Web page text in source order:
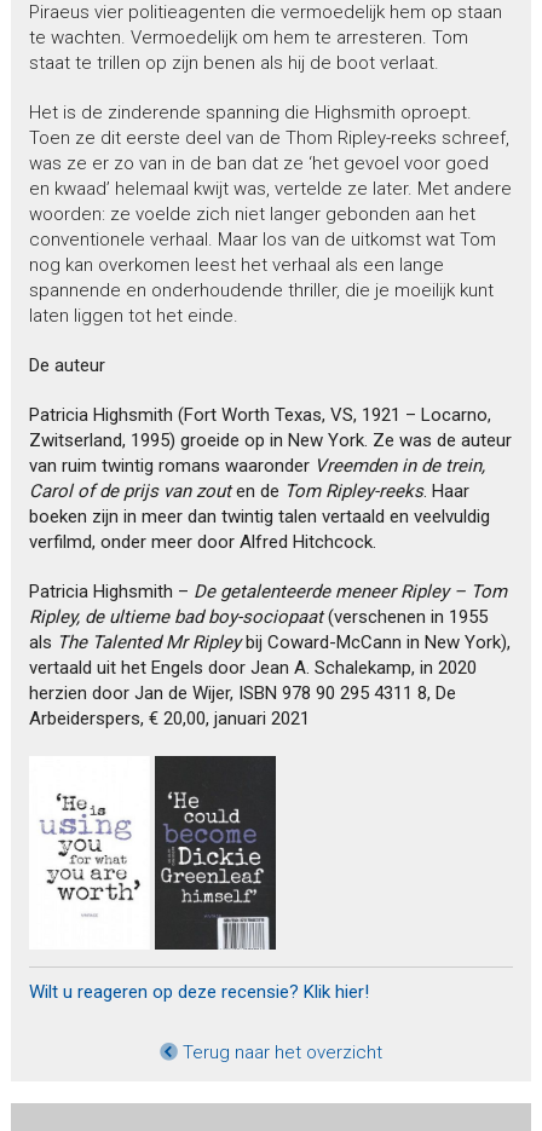
Piraeus vier politieagenten die vermoedelijk hem op staan
te wachten. Vermoedelijk om hem te arresteren. Tom
staat te trillen op zijn benen als hij de boot verlaat.
Het is de zinderende spanning die Highsmith oproept.
Toen ze dit eerste deel van de Thom Ripley-reeks schreef,
was ze er zo van in de ban dat ze ‘het gevoel voor goed
en kwaad’ helemaal kwijt was, vertelde ze later. Met andere
woorden: ze voelde zich niet langer gebonden aan het
conventionele verhaal. Maar los van de uitkomst wat Tom
nog kan overkomen leest het verhaal als een lange
spannende en onderhoudende thriller, die je moeilijk kunt
laten liggen tot het einde.
De auteur
Patricia Highsmith (Fort Worth Texas, VS, 1921 – Locarno,
Zwitserland, 1995) groeide op in New York. Ze was de auteur
van ruim twintig romans waaronder Vreemden in de trein,
Carol of de prijs van zouten de Tom Ripley-reeks. Haar
boeken zijn in meer dan twintig talen vertaald en veelvuldig
verfilmd, onder meer door Alfred Hitchcock.
Patricia Highsmith – De getalenteerde meneer Ripley – Tom
Ripley, de ultieme bad boy-sociopaat(verschenen in 1955
als The Talented Mr Ripleybij Coward-McCann in New York),
vertaald uit het Engels door Jean A. Schalekamp, in 2020
herzien door Jan de Wijer, ISBN 978 90 295 4311 8, De
Arbeiderspers, € 20,00, januari 2021
Wilt u reageren op deze recensie? Klik hier!
Terug naar het overzicht